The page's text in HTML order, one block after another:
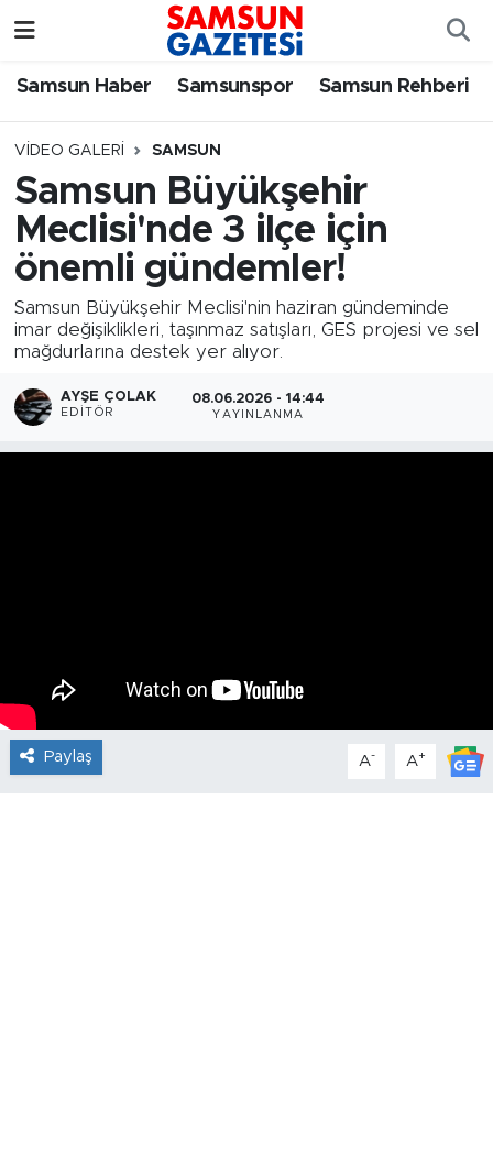
Samsun Haber Samsunspor Samsun Rehberi
VIDEO GALERI SAMSUN
Samsun Büyükşehir
Meclisi'nde 3 ilçe için
önemli gündemler!
Samsun Büyükşehir Meclisi'nin haziran gündeminde
imar değişiklikleri, taşınmaz satışları, GES projesi ve sel
mağdurlarına destek yer alıyor.
AYŞE ÇOLAK
EDITÖR
08.06.2026 - 14:44
YAYINLANMA
Paylaş A- A+
Samsun Haber
Samsunspor
Samsun Rehberi
Resmi İlanlar
Samsun Nöbetçi Eczaneler
Samsun Hava Durumu
SAMSUN Namaz Vakitleri
Samsun Trafik Yoğunluk Haritası
Süper Lig Puan Durumu ve Fikstür
Tüm Manşetler
Son Dakika Haberleri